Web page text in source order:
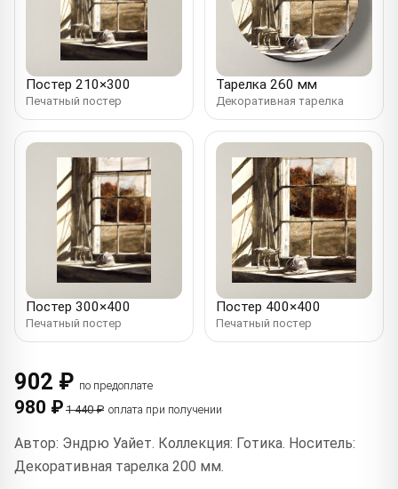
Постер 210×300
Печатный постер
Тарелка 260 мм
Декоративная тарелка
Постер 300×400
Печатный постер
Постер 400×400
Печатный постер
902 ₽ по предоплате
980 ₽ 1 440 ₽ оплата при получении
Автор: Эндрю Уайет. Коллекция: Готика. Носитель:
Декоративная тарелка 200 мм.